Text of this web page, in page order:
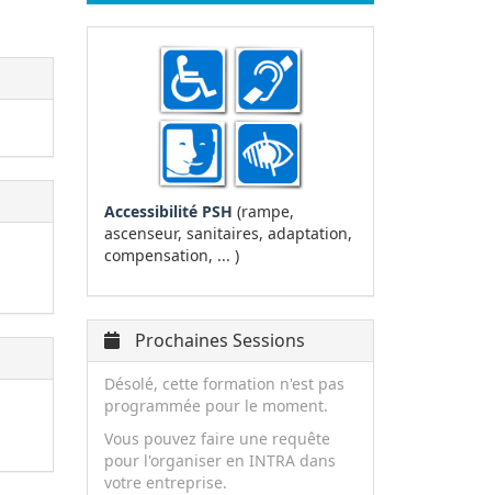
Accessibilité PSH (rampe,
ascenseur, sanitaires, adaptation,
compensation, ... )
Prochaines Sessions
Désolé, cette formation n'est pas
programmée pour le moment.
Vous pouvez faire une requête
pour l'organiser en INTRA dans
votre entreprise.